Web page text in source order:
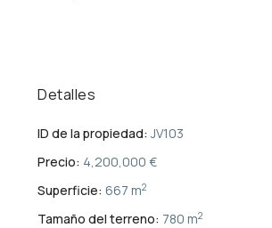
Detalles
ID de la propiedad: JV103
Precio: 4,200,000 €
Superficie: 667 m2
Tamaño del terreno: 780 m2